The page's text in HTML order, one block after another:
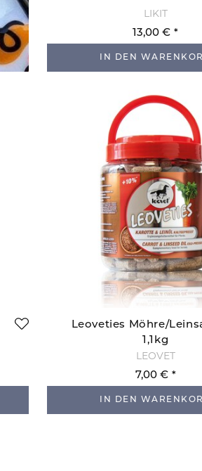
LIKIT
13,00 €
IN DEN
Leoveties Möhre/
1,1kg
LEOVET
7,00 €
IN DEN